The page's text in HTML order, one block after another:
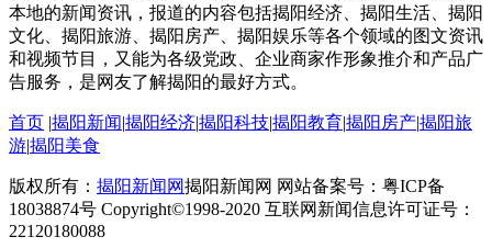
本地的新闻资讯，报道的内容包括揭阳经济、揭阳生活、揭阳
文化、揭阳旅游、揭阳房产、揭阳娱乐等各个领域的图文资讯
和视频节目，又能为各级党政、企业商家作形象推介和产品广
告服务，是网友了解揭阳的最好方式。
首页 |揭阳新闻|揭阳经济|揭阳科技|揭阳教育|揭阳房产|揭阳旅
游|揭阳美食
版权所有： 揭阳新闻网揭阳新闻网 网站备案号：粤ICP备
18038874号 Copyright©1998-2020 互联网新闻信息许可证号：
22120180088